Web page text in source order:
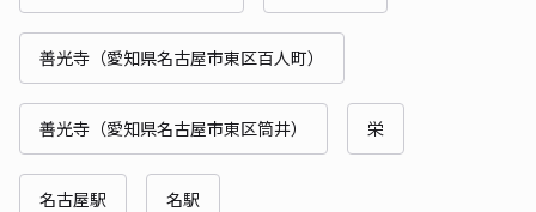
善光寺（愛知県名古屋市東区百人町）
善光寺（愛知県名古屋市東区筒井） 栄
名古屋駅 名駅